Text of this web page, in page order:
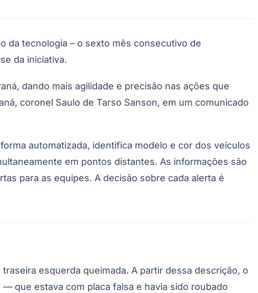
da tecnologia – o sexto mês consecutivo de
da iniciativa.
dando mais agilidade e precisão nas ações que
coronel Saulo de Tarso Sanson, em um comunicado
automatizada, identifica modelo e cor dos veículos
em pontos distantes. As informações são
para as equipes. A decisão sobre cada alerta é
esquerda queimada. A partir dessa descrição, o
que estava com placa falsa e havia sido roubado